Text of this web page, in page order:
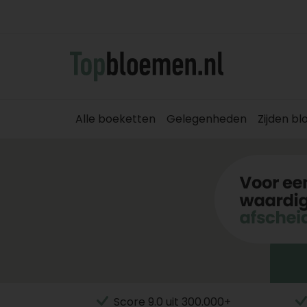
Alle boeketten Gelegenheden Zijden
Score 9.0 uit 300.000+